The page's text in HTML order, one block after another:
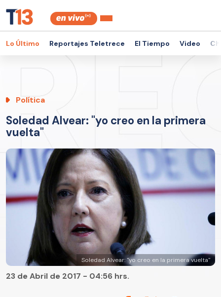
Lo Último Reportajes Teletrece El Tiempo Video
Política
Soledad Alvear: "yo creo en la primera
vuelta"
Soledad Alvear: "yo creo en la primera vuelta"
23 de Abril de 2017 - 04:56 hrs.